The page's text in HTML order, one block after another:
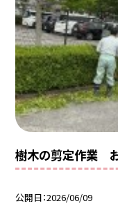
樹木の剪定作業
公開日 2026/06/09